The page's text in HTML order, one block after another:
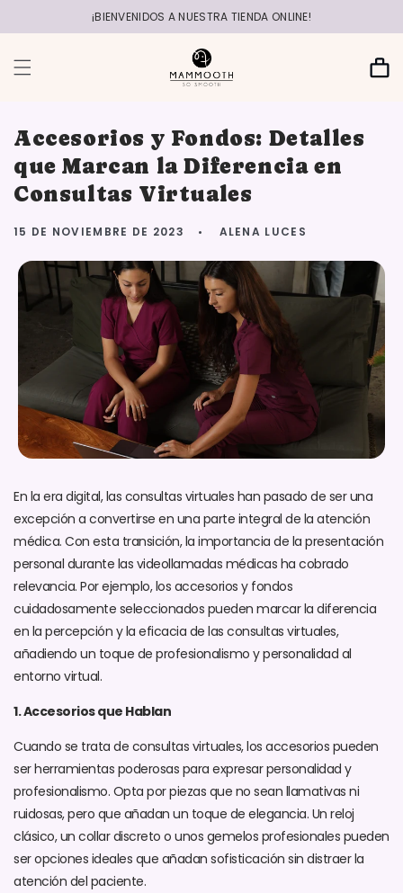
contenido
¡BIENVENIDOS A NUESTRA TIENDA ONLINE!
Carrito
Accesorios y Fondos: Detalles
que Marcan la Diferencia en
Consultas Virtuales
15 DE NOVIEMBRE DE 2023 ALENA LUCES
En la era digital, las consultas virtuales han pasado de ser una
excepción a convertirse en una parte integral de la atención
médica. Con esta transición, la importancia de la presentación
personal durante las videollamadas médicas ha cobrado
relevancia. Por ejemplo, los accesorios y fondos
cuidadosamente seleccionados pueden marcar la diferencia
en la percepción y la eficacia de las consultas virtuales,
añadiendo un toque de profesionalismo y personalidad al
entorno virtual.
1. Accesorios que Hablan
Cuando se trata de consultas virtuales, los accesorios pueden
ser herramientas poderosas para expresar personalidad y
profesionalismo. Opta por piezas que no sean llamativas ni
ruidosas, pero que añadan un toque de elegancia. Un reloj
clásico, un collar discreto o unos gemelos profesionales pueden
ser opciones ideales que añadan sofisticación sin distraer la
atención del paciente.